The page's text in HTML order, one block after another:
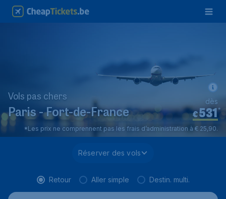
Vols pas chers
Paris - Fort-de-France €531*
dès
*Les prix ne comprennent pas les frais d’administration à € 25,90.
Réserver des vols
Retour Aller simple Destin. multi.